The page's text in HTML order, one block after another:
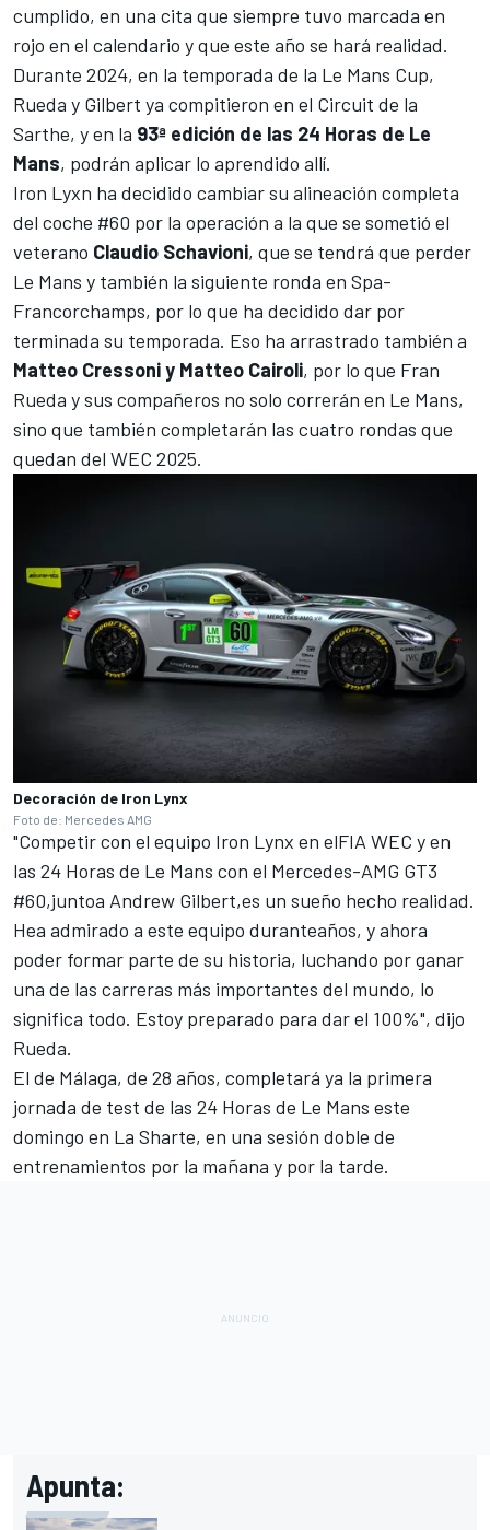
cumplido, en una cita que siempre tuvo marcada en
rojo en el calendario y que este año se hará realidad.
Durante 2024, en la temporada de la Le Mans Cup,
Rueda y Gilbert ya compitieron en el Circuit de la
Sarthe, y en la 93ª edición de las 24 Horas de Le
Mans, podrán aplicar lo aprendido allí.
Iron Lyxn ha decidido cambiar su alineación completa
del coche #60 por la operación a la que se sometió el
veterano Claudio Schavioni, que se tendrá que perder
Le Mans y también la siguiente ronda en Spa-
Francorchamps, por lo que ha decidido dar por
terminada su temporada. Eso ha arrastrado también a
Matteo Cressoniy Matteo Cairoli, por lo que Fran
Rueda y sus compañeros no solo correrán en Le Mans,
sino que también completarán las cuatro rondas que
quedan del WEC 2025.
Decoración de Iron Lynx
Foto de: Mercedes AMG
"Competir con el equipo Iron Lynx en elFIA WEC y en
las 24 Horas de Le Mans con el Mercedes-AMG GT3
#60,juntoa Andrew Gilbert,es un sueño hecho realidad.
Hea admirado a este equipo duranteaños, y ahora
poder formar parte de su historia, luchando por ganar
una de las carreras más importantes del mundo, lo
significa todo. Estoy preparado para dar el 100%", dijo
Rueda.
El de Málaga, de 28 años, completará ya la primera
jornada de test de las 24 Horas de Le Mans este
domingo en La Sharte, en una sesión doble de
entrenamientos por la mañana y por la tarde.
Apunta: